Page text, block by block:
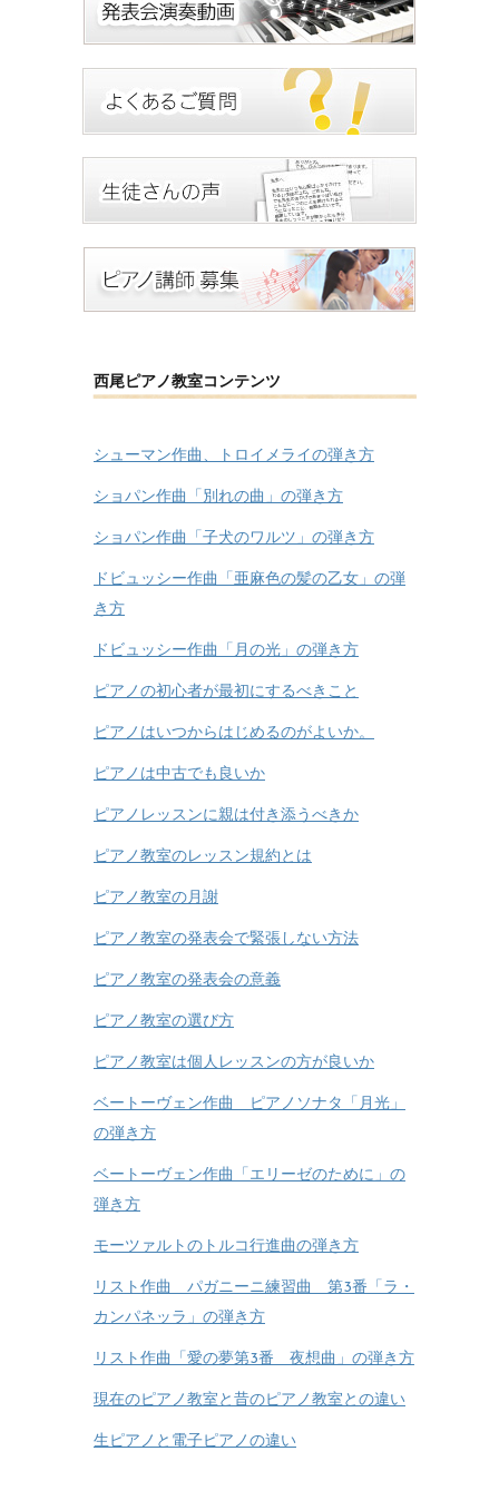
西尾ピアノ教室コンテンツ
シューマン作曲、トロイメライの弾き方
ショパン作曲「別れの曲」の弾き方
ショパン作曲「子犬のワルツ」の弾き方
ドビュッシー作曲「亜麻色の髪の乙女」の弾
き方
ドビュッシー作曲「月の光」の弾き方
ピアノの初心者が最初にするべきこと
ピアノはいつからはじめるのがよいか。
ピアノは中古でも良いか
ピアノレッスンに親は付き添うべきか
ピアノ教室のレッスン規約とは
ピアノ教室の月謝
ピアノ教室の発表会で緊張しない方法
ピアノ教室の発表会の意義
ピアノ教室の選び方
ピアノ教室は個人レッスンの方が良いか
ベートーヴェン作曲 ピアノソナタ「月光」
の弾き方
ベートーヴェン作曲「エリーゼのために」の
弾き方
モーツァルトのトルコ行進曲の弾き方
リスト作曲 パガニーニ練習曲 第3番「ラ・
カンパネッラ」の弾き方
リスト作曲「愛の夢第3番 夜想曲」の弾き方
現在のピアノ教室と昔のピアノ教室との違い
生ピアノと電子ピアノの違い